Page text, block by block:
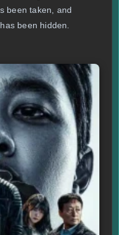
been taken, and
been hidden.